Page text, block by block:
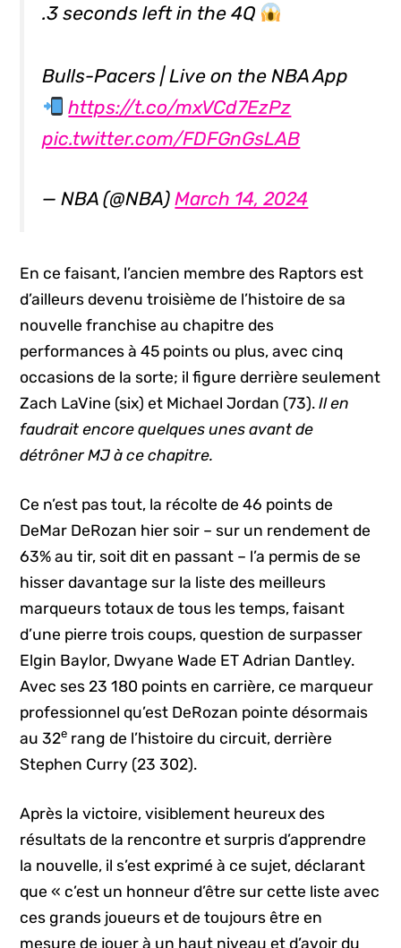
.3 seconds left in the 4Q
Bulls-Pacers | Live on the NBA App
https://t.co/mxVCd7EzPz
pic.twitter.com/FDFGnGsLAB
— NBA (@NBA)March 14, 2024
En ce faisant, l’ancien membre des Raptors est
d’ailleurs devenu troisième de l’histoire de sa
nouvelle franchise au chapitre des
performances à 45 points ou plus, avec cinq
occasions de la sorte; il figure derrière seulement
Zach LaVine (six) et Michael Jordan (73).Il en
faudrait encore quelques unes avant de
détrôner MJ à ce chapitre.
Ce n’est pas tout, la récolte de 46 points de
DeMar DeRozan hier soir – sur un rendement de
63% au tir, soit dit en passant – l’a permis de se
hisser davantage sur la liste des meilleurs
marqueurs totaux de tous les temps, faisant
d’une pierre trois coups, question de surpasser
Elgin Baylor, Dwyane Wade ET Adrian Dantley.
Avec ses 23 180 points en carrière, ce marqueur
professionnel qu’est DeRozan pointe désormais
au 32e rang de l’histoire du circuit, derrière
Stephen Curry (23 302).
Après la victoire, visiblement heureux des
résultats de la rencontre et surpris d’apprendre
la nouvelle, il s’est exprimé à ce sujet, déclarant
que « c’est un honneur d’être sur cette liste avec
ces grands joueurs et de toujours être en
mesure de jouer à un haut niveau et d’avoir du